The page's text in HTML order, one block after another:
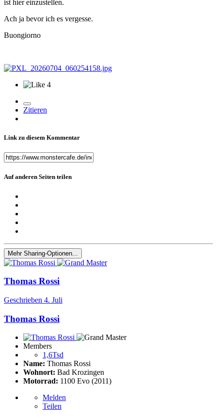
ist hier einzustellen.
Ach ja bevor ich es vergesse.
Buongiorno
4
Zitieren
Link zu diesem Kommentar
Auf anderen Seiten teilen
Mehr Sharing-Optionen...
Thomas Rossi
Geschrieben 4. Juli
Thomas Rossi
Members
1,6Tsd
Name: Thomas Rossi
Wohnort: Bad Krozingen
Motorrad: 1100 Evo (2011)
Melden
Teilen